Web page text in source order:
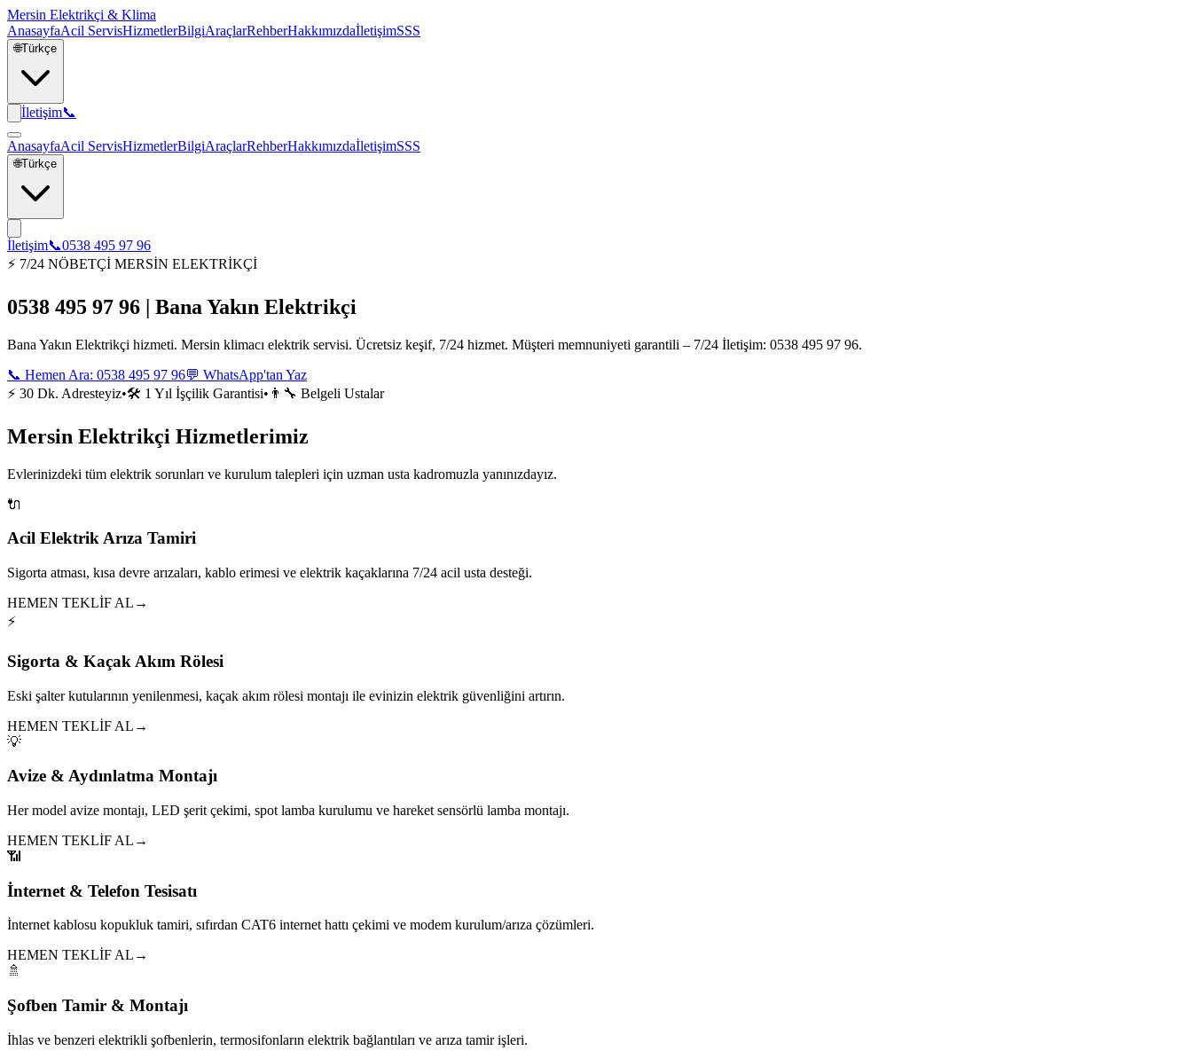
Mersin Elektrikçi & Klima
AnasayfaAcil ServisHizmetlerBilgiAraçlarRehberHakkımızdaİletişimSSS
🌐Türkçe
İletişim📞
AnasayfaAcil ServisHizmetlerBilgiAraçlarRehberHakkımızdaİletişimSSS
🌐Türkçe
İletişim📞0538 495 97 96
⚡ 7/24 NÖBETÇİ MERSİN ELEKTRİKÇİ
0538 495 97 96 | Bana Yakın Elektrikçi
Bana Yakın Elektrikçi hizmeti. Mersin klimacı elektrik servisi. Ücretsiz keşif, 7/24 hizmet. Müşteri memnuniyeti garantili – 7/24 İletişim: 0538 495 97 96.
📞 Hemen Ara: 0538 495 97 96💬 WhatsApp'tan Yaz
⚡ 30 Dk. Adresteyiz•🛠️ 1 Yıl İşçilik Garantisi• 👨‍🔧 Belgeli Ustalar
Mersin Elektrikçi Hizmetlerimiz
Evlerinizdeki tüm elektrik sorunları ve kurulum talepleri için uzman usta kadromuzla yanınızdayız.
🔌
Acil Elektrik Arıza Tamiri
Sigorta atması, kısa devre arızaları, kablo erimesi ve elektrik kaçaklarına 7/24 acil usta desteği.
HEMEN TEKLİF AL →
⚡
Sigorta & Kaçak Akım Rölesi
Eski şalter kutularının yenilenmesi, kaçak akım rölesi montajı ile evinizin elektrik güvenliğini artırın.
HEMEN TEKLİF AL →
💡
Avize & Aydınlatma Montajı
Her model avize montajı, LED şerit çekimi, spot lamba kurulumu ve hareket sensörlü lamba montajı.
HEMEN TEKLİF AL →
📶
İnternet & Telefon Tesisatı
İnternet kablosu kopukluk tamiri, sıfırdan CAT6 internet hattı çekimi ve modem kurulum/arıza çözümleri.
HEMEN TEKLİF AL →
🚿
Şofben Tamir & Montajı
İhlas ve benzeri elektrikli şofbenlerin, termosifonların elektrik bağlantıları ve arıza tamir işleri.